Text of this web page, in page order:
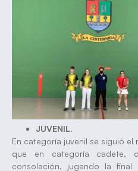
JUVENIL.
En categoría juvenil se siguió el
que en categoría cadete,
consolación, jugando la final